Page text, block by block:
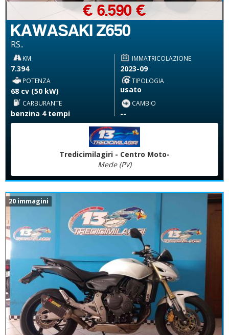
KAWASAKI Z650
RS..
€ 6.590 €
KM
7.394
IMMATRICOLAZIONE
2023-09
POTENZA
68 cv (50 kW)
TIPOLOGIA
usato
CARBURANTE
benzina 4 tempi
CAMBIO
--
Tredicimilagiri - Centro Moto-
Mede (PV)
20 immagini